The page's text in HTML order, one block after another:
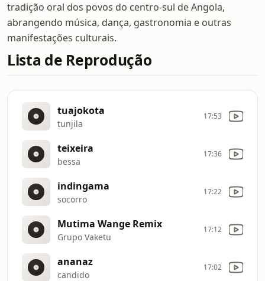
tradição oral dos povos do centro-sul de Angola,
abrangendo música, dança, gastronomia e outras
manifestações culturais.
Lista de Reprodução
tuajokota
tunjila
17:53
teixeira
bessa
17:36
indingama
socorro
17:22
Mutima Wange Remix
Grupo Vaketu
17:12
ananaz
candido
17:02